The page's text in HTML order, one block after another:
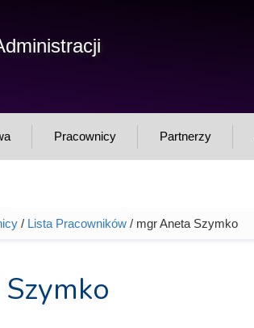
Pracownicy Partnerzy
/ Lista Pracowników/ mgr Aneta Szymko